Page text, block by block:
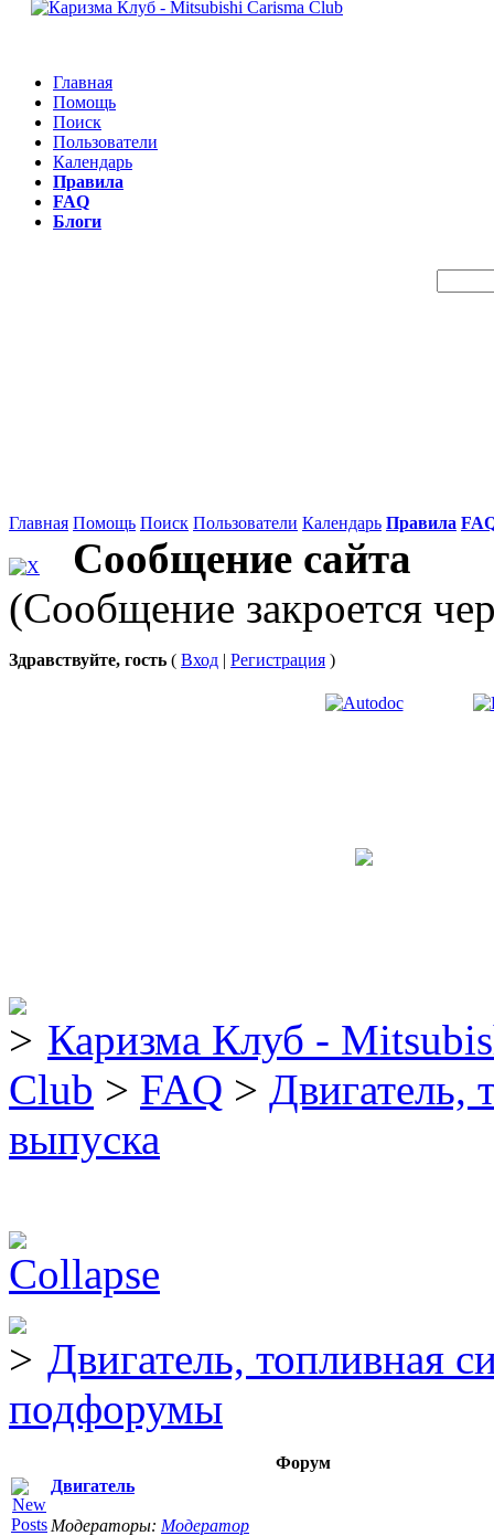
Главная
Помощь
Поиск
Пользователи
Календарь
Правила
FAQ
Блоги
Главная Помощь Поиск Пользователи Календарь Правила
Сообщение сайта
(Сообщение закроется
Здравствуйте, гость ( Вход | Регистрация )
Каризма Клуб -
Club > FAQ > Двигатель,
выпуска
Двигатель, топливная
подфорумы
Форум
Двигатель
Модераторы: Модератор